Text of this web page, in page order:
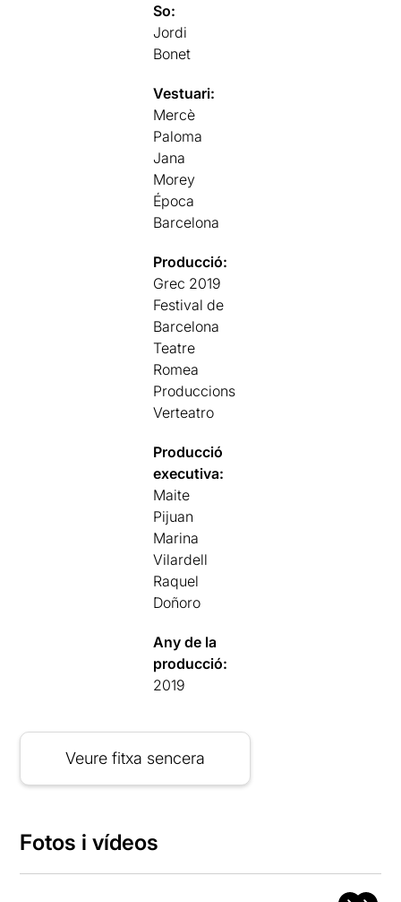
So:
Jordi
Bonet
Vestuari:
Mercè
Paloma
Jana
Morey
Época
Barcelona
Producció:
Grec 2019
Festival de
Barcelona
Teatre
Romea
Produccions
Verteatro
Producció
executiva:
Maite
Pijuan
Marina
Vilardell
Raquel
Doñoro
Any de la
producció:
2019
Veure fitxa sencera
Fotos i vídeos